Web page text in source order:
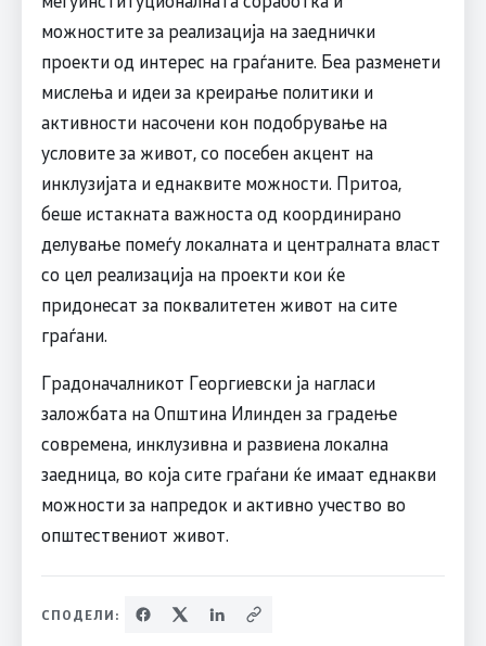
можностите за реализација на заеднички
проекти од интерес на граѓаните. Беа разменети
мислења и идеи за креирање политики и
активности насочени кон подобрување на
условите за живот, со посебен акцент на
инклузијата и еднаквите можности. Притоа,
беше истакната важноста од координирано
делување помеѓу локалната и централната власт
со цел реализација на проекти кои ќе
придонесат за поквалитетен живот на сите
граѓани.
Градоначалникот Георгиевски ја нагласи
заложбата на Општина Илинден за градење
современа, инклузивна и развиена локална
заедница, во која сите граѓани ќе имаат еднакви
можности за напредок и активно учество во
општествениот живот.
СПОДЕЛИ: